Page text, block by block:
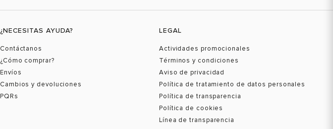
¿NECESITAS AYUDA?
Contáctanos
¿Cómo comprar?
Envíos
Cambios y devoluciones
PQRs
LEGAL
Actividades promocionales
Términos y condiciones
Aviso de privacidad
Política de tratamiento de datos personales
Política de transparencia
Política de cookies
Línea de transparencia